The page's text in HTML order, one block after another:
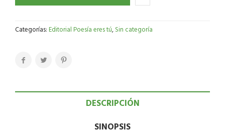
Categorías:Editorial Poesía eres tú,Sin categoría
DESCRIPCIÓN
SINOPSIS